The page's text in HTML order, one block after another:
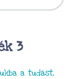
3
a tudást,